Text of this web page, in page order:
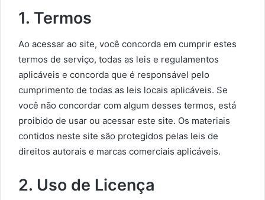
1. Termos
Ao acessar ao site, você concorda em cumprir estes
termos de serviço, todas as leis e regulamentos
aplicáveis ​​e concorda que é responsável pelo
cumprimento de todas as leis locais aplicáveis. Se
você não concordar com algum desses termos, está
proibido de usar ou acessar este site. Os materiais
contidos neste site são protegidos pelas leis de
direitos autorais e marcas comerciais aplicáveis.
2. Uso de Licença